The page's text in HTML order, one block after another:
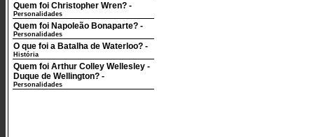
Quem foi Christopher Wren? -
Personalidades
Quem foi Napoleão Bonaparte? -
Personalidades
O que foi a Batalha de Waterloo? -
História
Quem foi Arthur Colley Wellesley -
Duque de Wellington? -
Personalidades